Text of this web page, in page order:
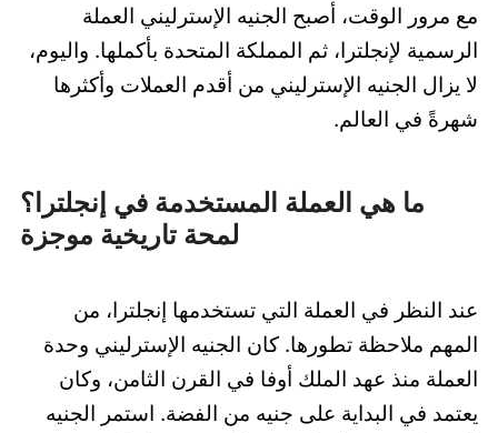
مع مرور الوقت، أصبح الجنيه الإسترليني العملة
الرسمية لإنجلترا، ثم المملكة المتحدة بأكملها. واليوم،
لا يزال الجنيه الإسترليني من أقدم العملات وأكثرها
شهرةً في العالم.
ما هي العملة المستخدمة في إنجلترا؟
لمحة تاريخية موجزة
عند النظر في العملة التي تستخدمها إنجلترا، من
المهم ملاحظة تطورها. كان الجنيه الإسترليني وحدة
العملة منذ عهد الملك أوفا في القرن الثامن، وكان
يعتمد في البداية على جنيه من الفضة. استمر الجنيه